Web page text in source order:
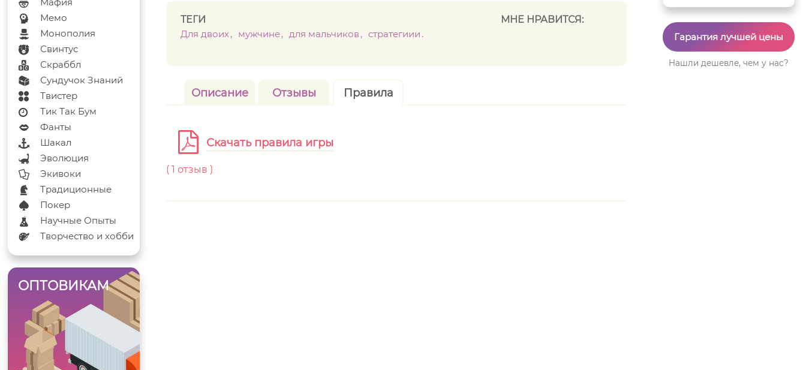
Мемо
Монополия
Свинтус
Скраббл
Сундучок Знаний
Твистер
Тик Так Бум
Фанты
Шакал
Эволюция
Экивоки
Традиционные
Покер
Научные Опыты
Творчество и хобби
ОПТОВИКАМ
Гарантия лучшей цены
Нашли дешевле, чем у нас?
ТЕГИ
Для двоих
мужчине для мальчиков стратегиии
МНЕ НРАВИТСЯ:
Описание Отзывы Правила
Скачать правила игры
(1 отзыв )